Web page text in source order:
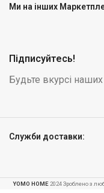
Ми на інших
Підписуйтесь!
Будьте вкурсі
Служби доставки:
YOMO HOME 2024 Зроблено з
Складана
садова